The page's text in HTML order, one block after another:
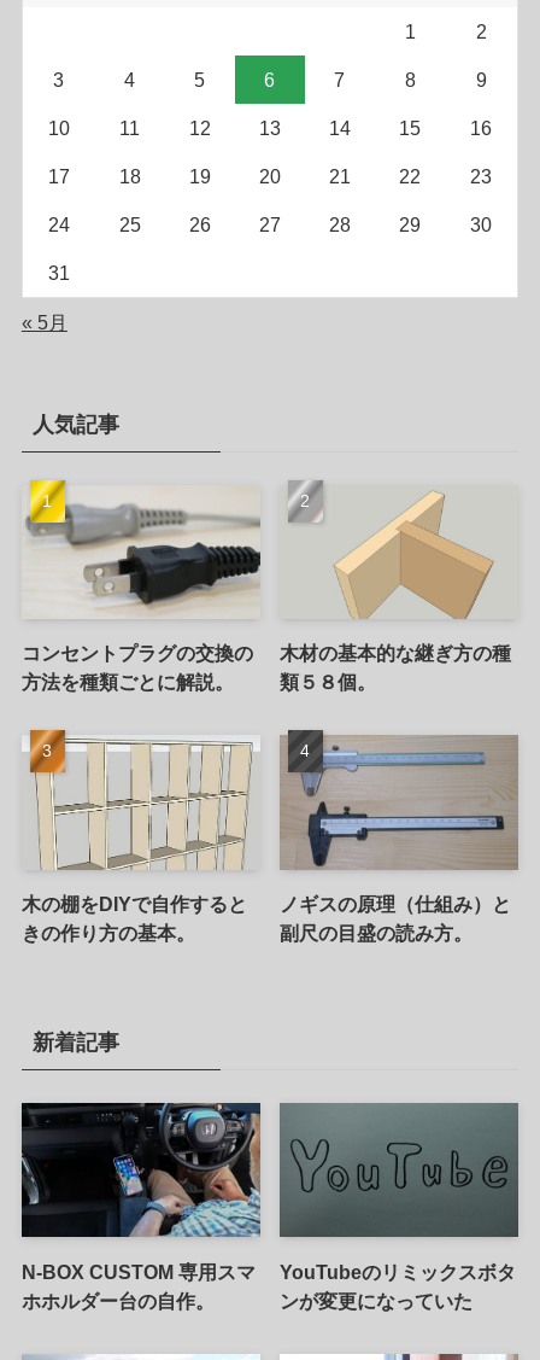
1 2
3 4 5 6 7 8 9
10 11 12 13 14 15 16
17 18 19 20 21 22 23
24 25 26 27 28 29 30
31
« 5月
人気記事
コンセントプラグの交換の
方法を種類ごとに解説。
木材の基本的な継ぎ方の種
類５８個。
木の棚をDIYで自作すると
きの作り方の基本。
ノギスの原理（仕組み）と
副尺の目盛の読み方。
新着記事
N-BOX CUSTOM 専用スマ
ホホルダー台の自作。
YouTubeのリミックスボタ
ンが変更になっていた